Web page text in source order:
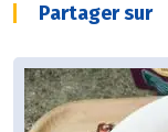
Partager sur